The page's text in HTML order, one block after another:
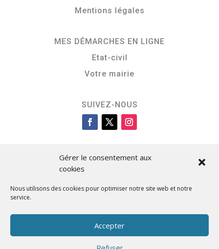
Gérer le consentement aux
cookies
Nous utilisons des cookies pour optimiser notre site web et notre
service.
Accepter
Mentions légales
MES DÉMARCHES EN LIGNE
Etat-civil
Votre mairie
SUIVEZ-NOUS
Cità di L’Isula